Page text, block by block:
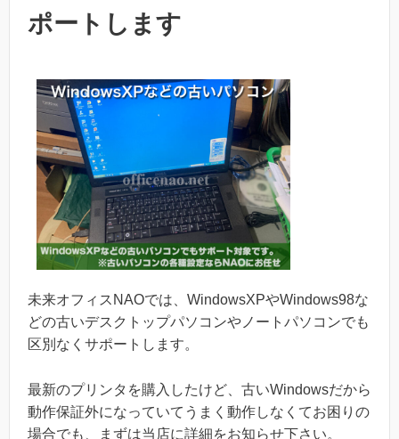
ポートします
未来オフィスNAOでは、WindowsXPやWindows98な
どの古いデスクトップパソコンやノートパソコンでも
区別なくサポートします。
最新のプリンタを購入したけど、古いWindowsだから
動作保証外になっていてうまく動作しなくてお困りの
場合でも、まずは当店に詳細をお知らせ下さい。